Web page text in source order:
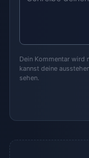
Dein Kommentar wird
kannst deine
sehen.